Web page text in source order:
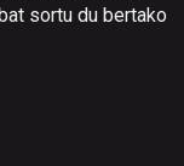
sortu du bertako